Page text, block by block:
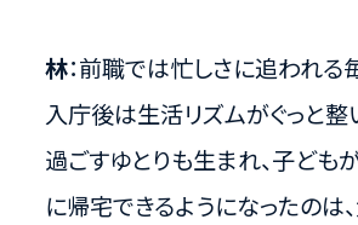
林：前職では忙しさに追われる
入庁後は生活リズムがぐっと整
過ごすゆとりも生まれ、子ども
に帰宅できるようになったのは